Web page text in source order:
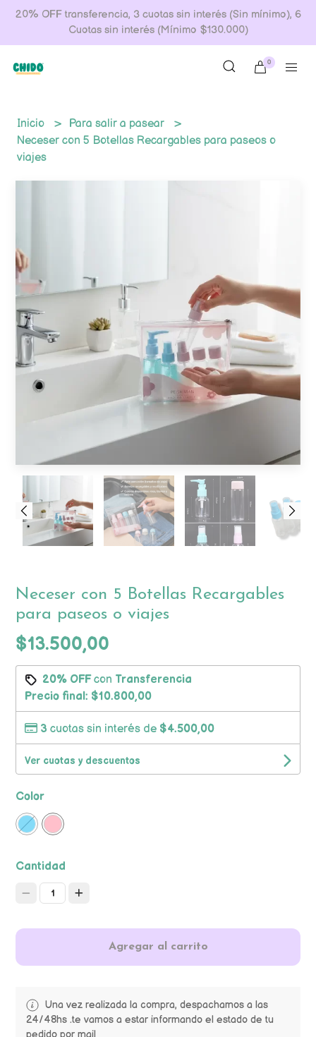
20% OFF transferencia, 3 cuotas sin interés (Sin mínimo), 6
Cuotas sin interés (Mínimo $130.000)
0
Inicio
Para salir a pasear
Neceser con 5 Botellas Recargables para paseos o
viajes
Neceser con 5 Botellas Recargables
para paseos o viajes
$13.500,00
20% OFFcon Transferencia
Precio final: $10.800,00
3 cuotas sin interés de $4.500,00
Ver cuotas y descuentos
Color
Cantidad
1
Agregar al carrito
Una vez realizada la compra, despachamos a las
24/48hs .te vamos a estar informando el estado de tu